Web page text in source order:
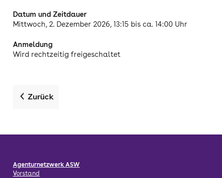
Datum und Zeitdauer
Mittwoch, 2. Dezember 2026, 13:15 bis ca. 14:00 Uhr
Anmeldung
Wird rechtzeitig freigeschaltet
Zurück
Agenturnetzwerk ASW
Vorstand